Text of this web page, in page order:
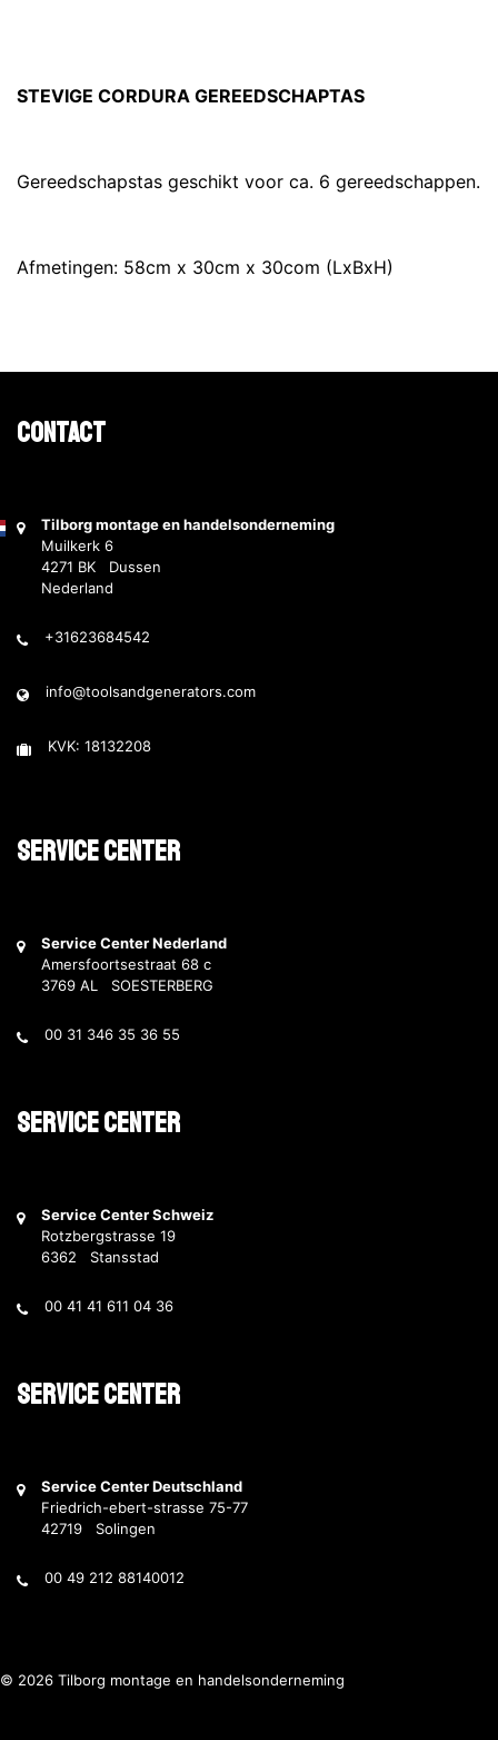
STEVIGE CORDURA GEREEDSCHAPTAS
Gereedschapstas geschikt voor ca. 6 gereedschappen.
Afmetingen: 58cm x 30cm x 30com (LxBxH)
Contact
Tilborg montage en handelsonderneming
Muilkerk 6
4271 BK Dussen
Nederland
+31623684542
info@toolsandgenerators.com
KVK: 18132208
Service Center
Service Center Nederland
Amersfoortsestraat 68 c
3769 AL SOESTERBERG
00 31 346 35 36 55
Service Center
Service Center Schweiz
Rotzbergstrasse 19
6362 Stansstad
00 41 41 611 04 36
Service Center
Service Center Deutschland
Friedrich-ebert-strasse 75-77
42719 Solingen
00 49 212 88140012
© 2026 Tilborg montage en handelsonderneming